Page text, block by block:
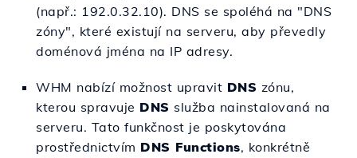
(např.: 192.0.32.10). DNS se spoléhá na "DNS
zóny", které existují na serveru, aby převedly
doménová jména na IP adresy.
WHM nabízí možnost upravit DNS zónu,
kterou spravuje DNS služba nainstalovaná na
serveru. Tato funkčnost je poskytována
prostřednictvím DNS Functions, konkrétně